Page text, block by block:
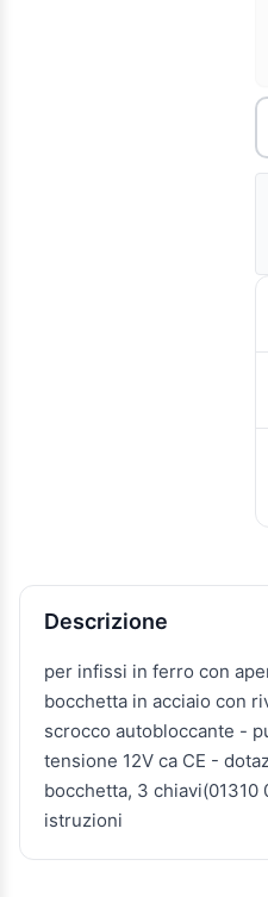
Descrizione e
Descrizione
per infissi in ferro con
bocchetta in acciaio con
scrocco autobloccante -
tensione 12V ca CE -
bocchetta, 3 chiavi(01310
istruzioni